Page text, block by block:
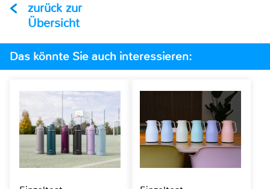
zurück zur
Übersicht
Das könnte Sie auch interessieren: